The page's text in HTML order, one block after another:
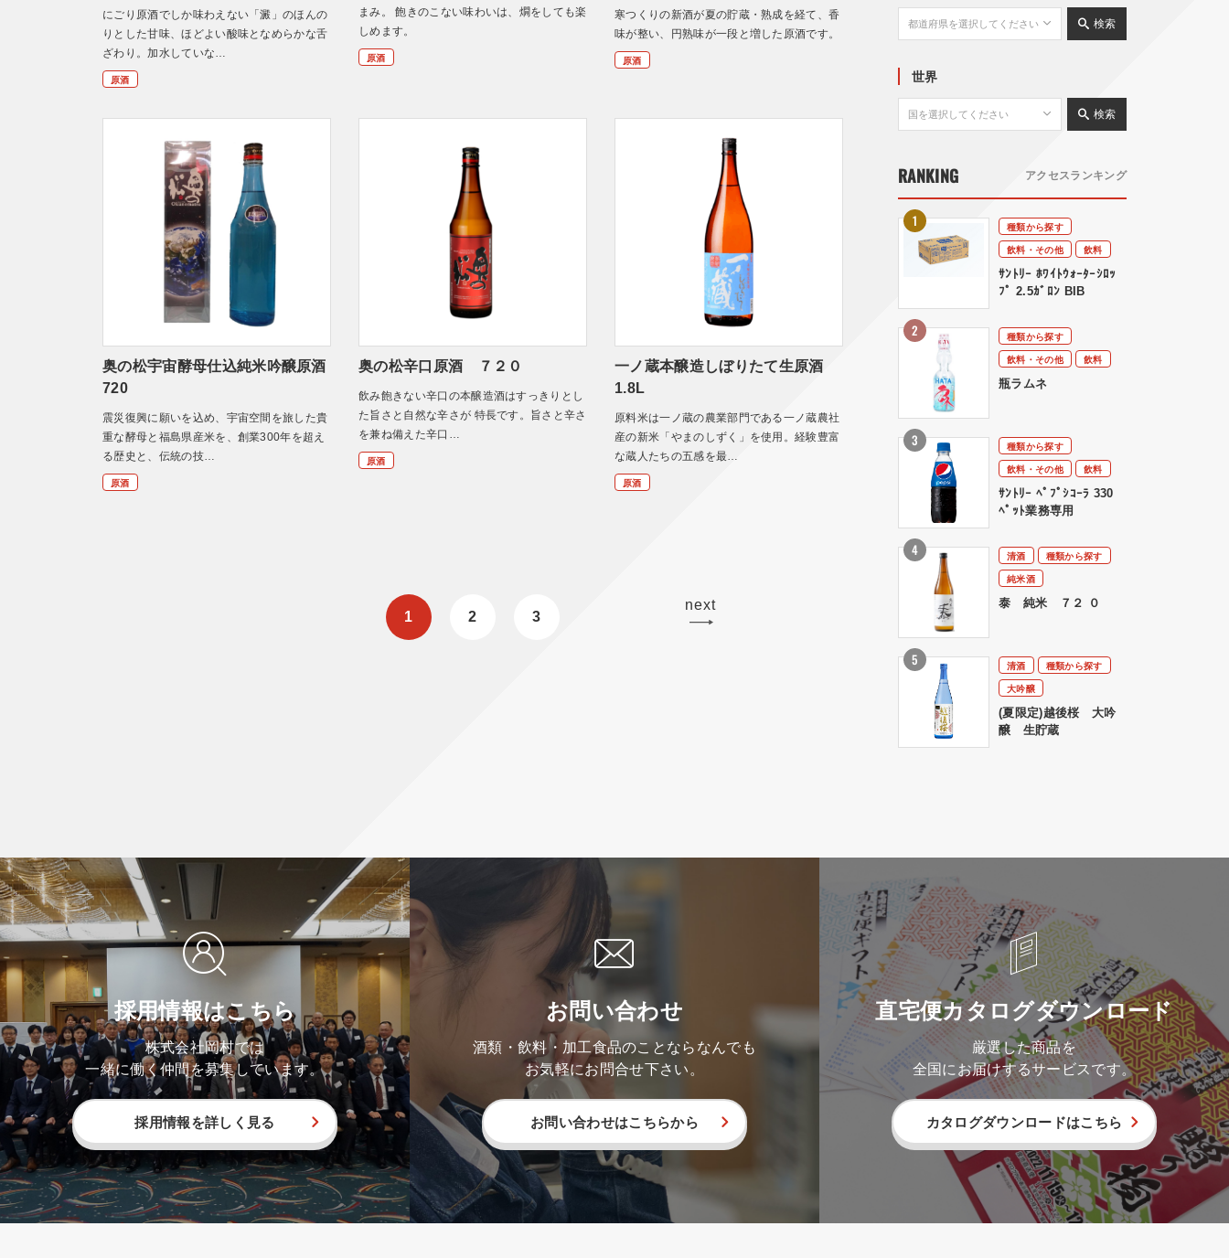
にごり原酒でしか味わえない「澱」のほんの
りとした甘味、ほどよい酸味となめらかな舌
ざわり。加水していな…
原酒
まみ。 飽きのこない味わいは、燗をしても楽
しめます。
原酒
寒つくりの新酒が夏の貯蔵・熟成を経て、香
味が整い、円熟味が一段と増した原酒です。
原酒
奥の松宇宙酵母仕込純米吟醸原酒
720
震災復興に願いを込め、宇宙空間を旅した貴
重な酵母と福島県産米を、創業300年を超え
る歴史と、伝統の技…
原酒
奥の松辛口原酒 ７２０
飲み飽きない辛口の本醸造酒はすっきりとし
た旨さと自然な辛さが 特長です。旨さと辛さ
を兼ね備えた辛口…
原酒
一ノ蔵本醸造しぼりたて生原酒
1.8L
原料米は一ノ蔵の農業部門である一ノ蔵農社
産の新米「やまのしずく」を使用。経験豊富
な蔵人たちの五感を最…
原酒
1 2 3
next
検索
世界
検索
RANKING アクセスランキング
種類から探す
飲料・その他
飲料
ｻﾝﾄﾘｰ ﾎﾜｲﾄｳｫｰﾀｰｼﾛｯ
ﾌﾟ 2.5ｶﾞﾛﾝ BIB
種類から探す
飲料・その他
飲料
瓶ラムネ
種類から探す
飲料・その他
飲料
ｻﾝﾄﾘｰ ﾍﾟﾌﾟｼｺｰﾗ 330
ﾍﾟｯﾄ業務専用
清酒
種類から探す
純米酒
泰 純米 ７２ ０
清酒
種類から探す
大吟醸
(夏限定)越後桜 大吟
醸 生貯蔵
採用情報はこちら
株式会社岡村では
一緒に働く仲間を募集しています。
採用情報を詳しく見る
お問い合わせ
酒類・飲料・加工食品のことならなんでも
お気軽にお問合せ下さい。
お問い合わせはこちらから
直宅便カタログダウンロード
厳選した商品を
全国にお届けするサービスです。
カタログダウンロードはこちら